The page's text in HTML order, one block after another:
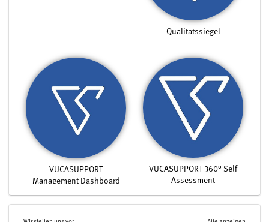
Qualitätssiegel
VUCASUPPORT
Management Dashboard
VUCASUPPORT 360° Self
Assessment